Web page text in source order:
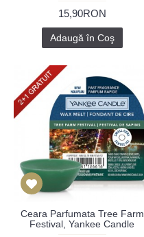
15,90RON
Adaugă în Coş
Ceara Parfumata Tree Farm
Festival, Yankee Candle